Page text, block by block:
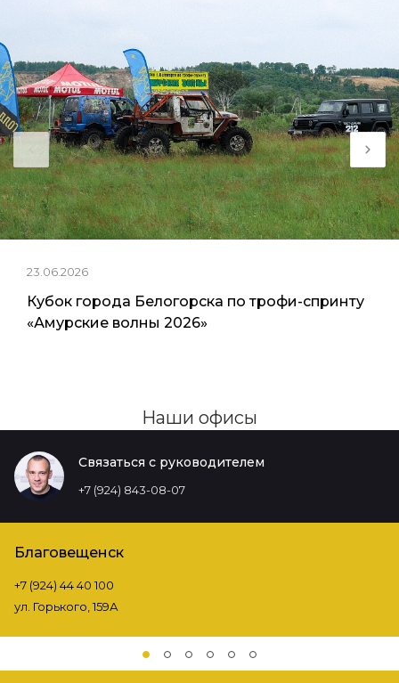
23.06.2026
Кубок города Белогорска по трофи-спринту
«Амурские волны 2026»
Наши офисы
Связаться с руководителем
+7 (924) 843-08-07
Благовещенск
+7 (924) 44 40 100
ул. Горького, 159А